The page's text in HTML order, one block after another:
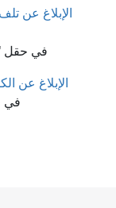
الإبلاغ عن
في حقل
الإبلاغ عن
في